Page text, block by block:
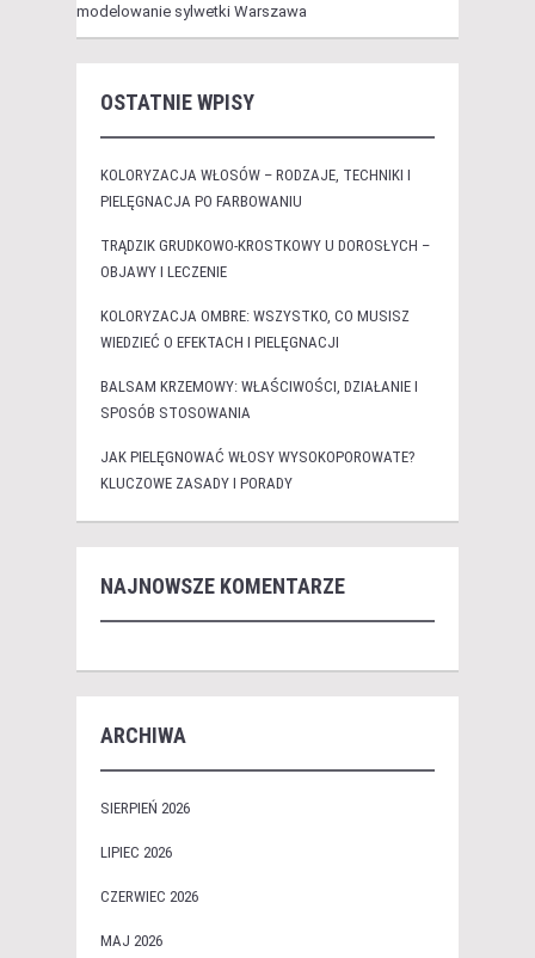
modelowanie sylwetki Warszawa
OSTATNIE WPISY
KOLORYZACJA WŁOSÓW – RODZAJE, TECHNIKI I
PIELĘGNACJA PO FARBOWANIU
TRĄDZIK GRUDKOWO-KROSTKOWY U DOROSŁYCH –
OBJAWY I LECZENIE
KOLORYZACJA OMBRE: WSZYSTKO, CO MUSISZ
WIEDZIEĆ O EFEKTACH I PIELĘGNACJI
BALSAM KRZEMOWY: WŁAŚCIWOŚCI, DZIAŁANIE I
SPOSÓB STOSOWANIA
JAK PIELĘGNOWAĆ WŁOSY WYSOKOPOROWATE?
KLUCZOWE ZASADY I PORADY
NAJNOWSZE KOMENTARZE
ARCHIWA
SIERPIEŃ 2026
LIPIEC 2026
CZERWIEC 2026
MAJ 2026